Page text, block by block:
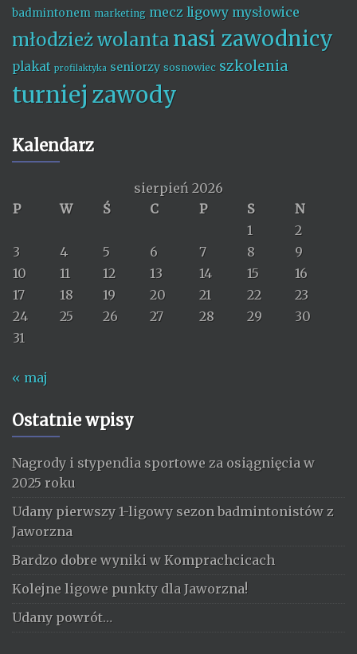
badmintonem marketing mecz ligowy mysłowice
młodzież wolanta nasi zawodnicy
plakat profilaktyka seniorzy sosnowiec szkolenia
turniej zawody
Kalendarz
sierpień 2026
P
W Ś C P S
N
1
2
3
4 5 6 7 8
9
10
11 12 13 14 15
16
17
18 19 20 21 22
23
24
25 26 27 28 29
30
31
« maj
Ostatnie wpisy
Nagrody i stypendia sportowe za osiągnięcia w
2025 roku
Udany pierwszy 1-ligowy sezon badmintonistów z
Jaworzna
Bardzo dobre wyniki w Komprachcicach
Kolejne ligowe punkty dla Jaworzna!
Udany powrót…